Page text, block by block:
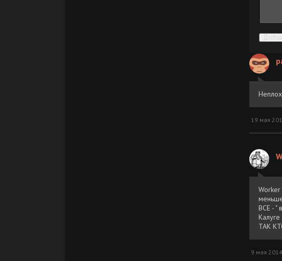
19 мая
ВСЕ - "
ТАК
9 мая